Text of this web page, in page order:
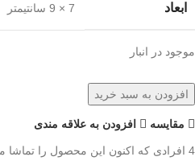
ابعاد 7 × 9 سانتیمتر
موجود در انبار
افزودن به سبد خرید
مقايسه افزودن به علاقه مندی
4 افرادی که اکنون این محصول را تماشا